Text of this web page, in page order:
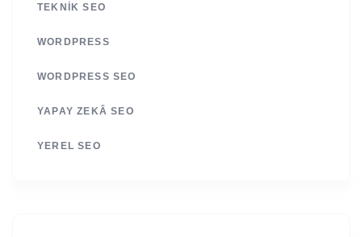
TEKNIK SEO
WORDPRESS
WORDPRESS SEO
YAPAY ZEKÂ SEO
YEREL SEO